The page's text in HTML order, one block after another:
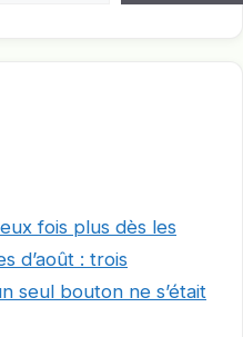
fois plus dès les
d’août : trois
seul bouton ne s’était